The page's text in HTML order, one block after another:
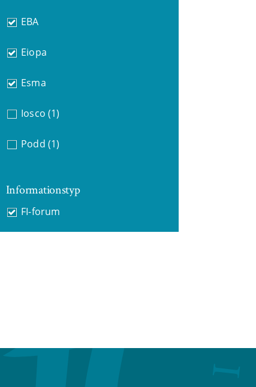
EBA
Eiopa
Esma
Iosco (1)
Podd (1)
Informationstyp
FI-forum